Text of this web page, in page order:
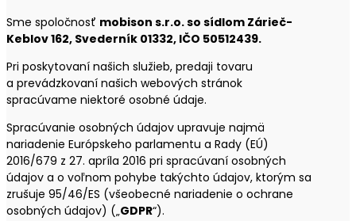
Sme spoločnosť mobison s.r.o. so sídlom Zárieč-
Keblov 162, Svederník 01332, IČO 50512439.
Pri poskytovaní našich služieb, predaji tovaru
a prevádzkovaní našich webových stránok
spracúvame niektoré osobné údaje.
Spracúvanie osobných údajov upravuje najmä
nariadenie Európskeho parlamentu a Rady (EÚ)
2016/679 z 27. apríla 2016 pri spracúvaní osobných
údajov a o voľnom pohybe takýchto údajov, ktorým sa
zrušuje 95/46/ES (všeobecné nariadenie o ochrane
osobných údajov) („GDPR“).